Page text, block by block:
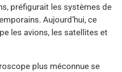
préfigurait les systèmes de
Aujourd’hui, ce
les avions, les satellites et
plus méconnue se